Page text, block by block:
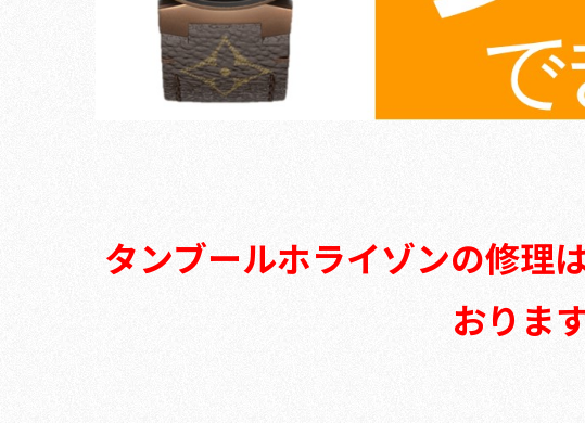
タンブールホライゾンの修理
おります